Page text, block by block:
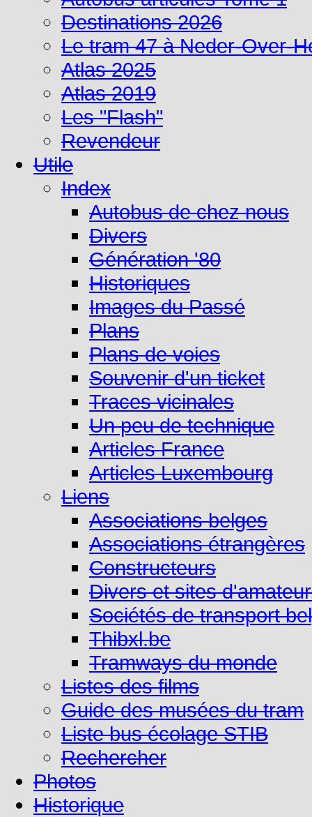
Destinations 2026
Le tram 47 à Neder-Over-
Atlas 2025
Atlas 2019
Les "Flash"
Revendeur
Utile
Index
Autobus de chez nous
Divers
Génération '80
Historiques
Images du Passé
Plans
Plans de voies
Souvenir d'un ticket
Traces vicinales
Un peu de technique
Articles France
Articles Luxembourg
Liens
Associations belges
Associations étrangères
Constructeurs
Divers et sites
Sociétés de transport
Thibxl.be
Tramways du monde
Listes des films
Guide des musées du tram
Liste bus écolage STIB
Rechercher
Photos
Historique